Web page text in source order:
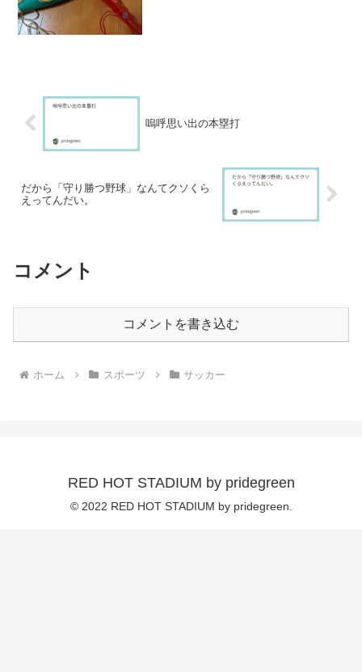
嗚呼思い出の本塁打
だから「守り勝つ野球」なんてクソくら
えってんだい。
コメント
コメントを書き込む
ホーム スポーツ サッカー
RED HOT STADIUM by pridegreen
© 2022 RED HOT STADIUM by pridegreen.